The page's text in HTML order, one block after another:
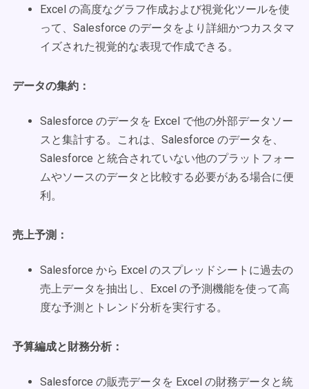
Excel の高度なグラフ作成および視覚化ツールを使
って、Salesforce のデータをより詳細かつカスタマ
イズされた視覚的な表現で作成できる。
データの集約：
Salesforce のデータを Excel で他の外部データソー
スと集計する。これは、Salesforce のデータを、
Salesforce と統合されていない他のプラットフォー
ムやソースのデータと比較する必要がある場合に便
利。
売上予測：
Salesforce から Excel のスプレッドシートに過去の
売上データを抽出し、Excel の予測機能を使って高
度な予測とトレンド分析を実行する。
予算編成と財務分析：
Salesforce の販売データを Excel の財務データと統